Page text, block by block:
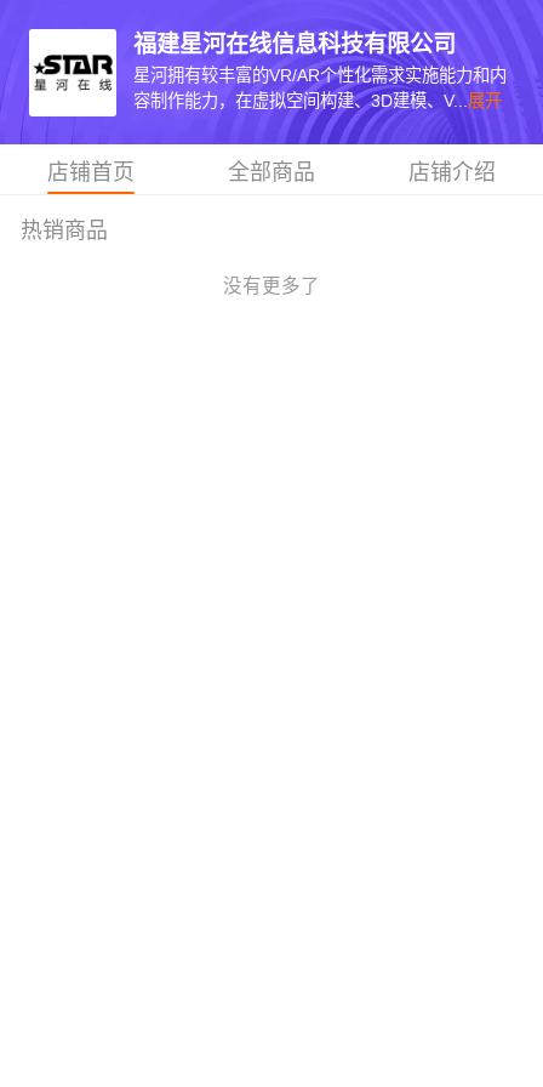
福建星河在线信息科技有限公司
星河拥有较丰富的VR/AR个性化需求实施能力和内
容制作能力，在虚拟空间构建、3D建模、V... 展开
店铺首页 全部商品 店铺介绍
热销商品
没有更多了